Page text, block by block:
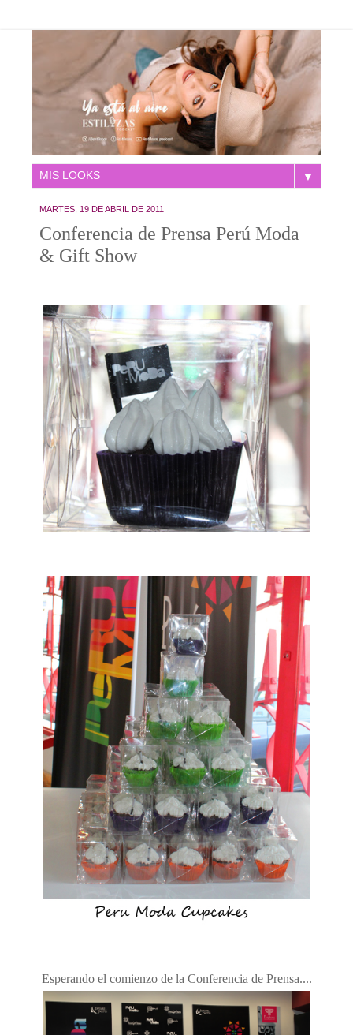
▼
MARTES, 19 DE ABRIL DE 2011
Conferencia de Prensa Perú Moda
& Gift Show
Esperando el comienzo de la Conferencia de Prensa....